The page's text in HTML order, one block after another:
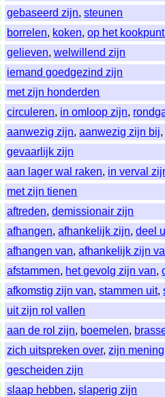
gebaseerd zijn,steunen
borrelen, koken,op het
gelieven,welwillend zijn
iemand goedgezind zijn
met zijn honderden
circuleren, in omloop zijn,
aanwezig zijn,aanwezig zijn bij
gevaarlijk zijn
aan lager wal raken, in verval
met zijn tienen
aftreden,demissionair zijn
afhangen,afhankelijk zijn,deel
afhangen van,afhankelijk zijn
afstammen, het gevolg zijn van,
afkomstig zijn van,stammen uit,
uit zijn rol vallen
aan de rol zijn, boemelen,
zich uitspreken over,zijn
gescheiden zijn
slaap hebben,slaperig zijn